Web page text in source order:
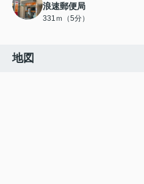
浪速郵便局
331ｍ（5分）
地図